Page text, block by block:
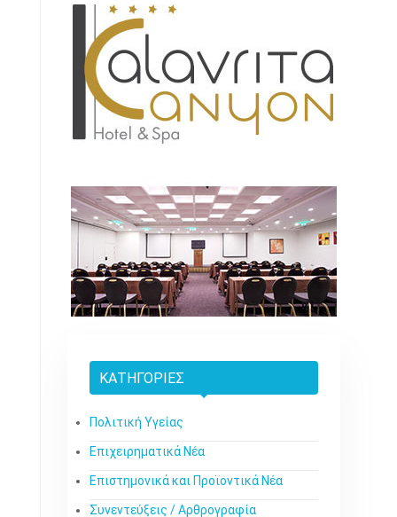
ΚΑΤΗΓΟΡΊΕΣ
Πολιτική Υγείας
Επιχειρηματικά Νέα
Επιστημονικά και Προϊοντικά Νέα
Συνεντεύξεις / Αρθρογραφία